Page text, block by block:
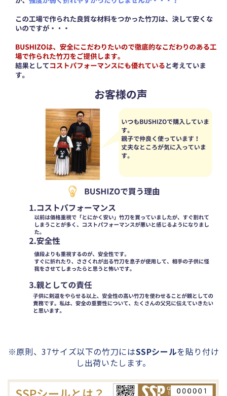
を
ら
す
を
や
す
※原則、37サイズ以下の竹刀にはSSPシールを貼り付け
し出荷いたします。